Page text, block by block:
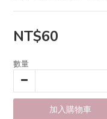
NT$60
數量
加入購物車